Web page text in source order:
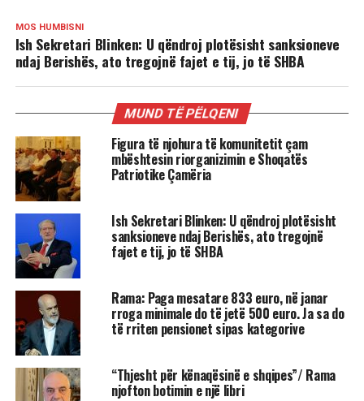
MOS HUMBISNI
Ish Sekretari Blinken: U qëndroj plotësisht sanksioneve
ndaj Berishës, ato tregojnë fajet e tij, jo të SHBA
MUND TË PËLQENI
Figura të njohura të komunitetit çam
mbështesin riorganizimin e Shoqatës
Patriotike Çamëria
Ish Sekretari Blinken: U qëndroj plotësisht
sanksioneve ndaj Berishës, ato tregojnë
fajet e tij, jo të SHBA
Rama: Paga mesatare 833 euro, në janar
rroga minimale do të jetë 500 euro. Ja sa do
të rriten pensionet sipas kategorive
“Thjesht për kënaqësinë e shqipes”/ Rama
njofton botimin e një libri